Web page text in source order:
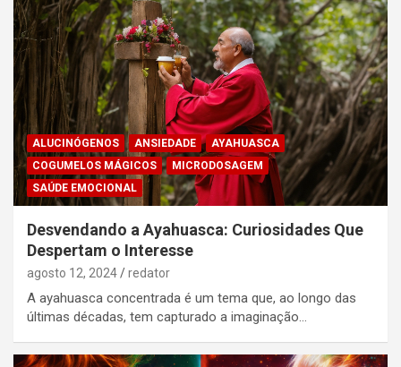
ALUCINÓGENOS ANSIEDADE
AYAHUASCA
COGUMELOS MÁGICOS
MICRODOSAGEM
SAÚDE EMOCIONAL
Desvendando a Ayahuasca: Curiosidades Que
Despertam o Interesse
agosto 12, 2024 redator
A ayahuasca concentrada é um tema que, ao longo das
últimas décadas, tem capturado a imaginação…